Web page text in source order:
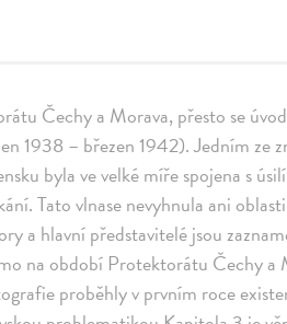
Čechy a Morava, přesto se úvod
1938 – březen 1942). Jedním ze
byla ve velké míře spojena s
Tato vlnase nevyhnula ani oblasti
a hlavní představitelé jsou
na období Protektorátu Čechy a
proběhly v prvním roce